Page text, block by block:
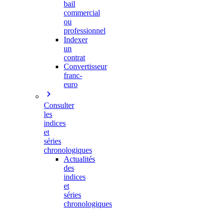
bail
commercial
ou
professionnel
Indexer
un
contrat
Convertisseur
franc-
euro
Consulter
les
indices
et
séries
chronologiques
Actualités
des
indices
et
séries
chronologiques